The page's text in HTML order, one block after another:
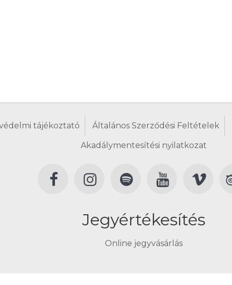
tájékoztató Általános Szerződési Feltételek
Akadálymentesítési nyilatkozat
Jegyértékesítés
Online jegyvásárlás